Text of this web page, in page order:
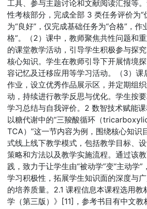
工具、参与主题讨论和文献阅读汇报等
性考核部分，完成全部 3 类任务评价为“
为“良好”，仅完成基础任务为“合格”，作
格”。（2）课中，教师聚焦共性问题和
的课堂教学活动，引导学生积极参与探
核心知识。学生在教师引导下开展情境
容记忆及迁移应用等学习活动。（3）课
作业，设立优秀作品展示区，并定期组
动，持续进行教学反思与优化。学生按
学习总结与自我评价。2 数智技术赋能
以糖代谢中的“三羧酸循环（
TCA）”这一节内容为例，围绕核心知识
式线上线下教学模式，包括教学目标、设
策略和方法以及教学实施流程。通过该
践，致力于让学生由“被动学”变“主动学
学习积极性，拓展学生知识面的深度与
的培养质量。2.1 课程信息本课程选用教
学（第三版）》[11]，参考书目有中文教